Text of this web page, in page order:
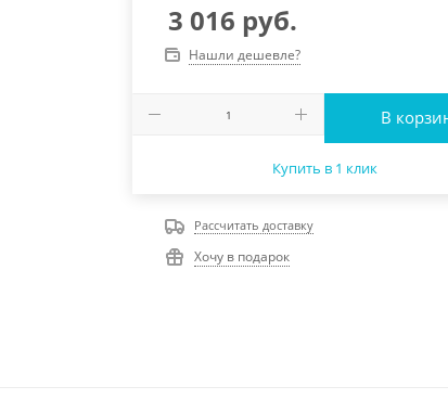
3 016 руб.
Нашли дешевле?
В
Купить в 1 клик
Рассчитать доставку
Хочу в подарок